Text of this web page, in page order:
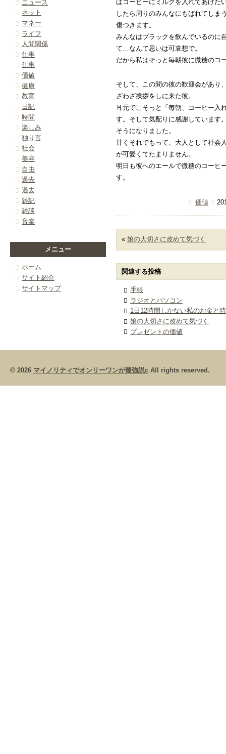
はコーヒーにミルクを入れてあげた
したら周りのみんなにもばれてしま
傷つきます。
みんなはブラックを飲んでいるのに
て…なんて思いは可哀想で。
だから私はそっと毎朝彼に微糖のコ
そして、この間の彼の歓迎会があり
ざわざ挨拶をしに来た彼。
耳元でこそっと「毎朝、コーヒー入
す。そして気配りに感謝しています
そうになりました。
甘くそれでもって、大人として社会
が可愛くてたまりません。
明日も彼へのエールで微糖のコーヒ
す。
価値
« 娘の大切さに改めて気づく
関連する投稿
手帳
ラジオとパソコン
1日12時間しかない私のお金と
娘の大切さに改めて気づく
プレゼントの価値
ニュース
ネット
マネー
ライフ
人間関係
仕事
仕事
価値
健康
教育
日記
時間
楽しみ
独り言
社会
美容
自由
過去
過去
雑記
雑談
音楽
メニュー
ホーム
サイト紹介
サイトマップ
© 2026 マイノリティでオンリーワンが最強説c All rights reserved.